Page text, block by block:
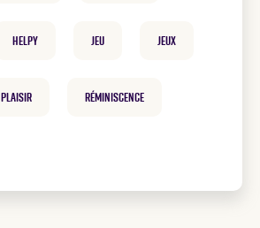
helpy Jeu Jeux
plaisir réminiscence